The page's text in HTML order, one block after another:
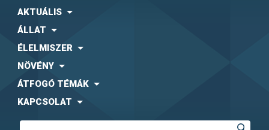
AKTUÁLIS
ÁLLAT
ÉLELMISZER
NÖVÉNY
ÁTFOGÓ TÉMÁK
KAPCSOLAT